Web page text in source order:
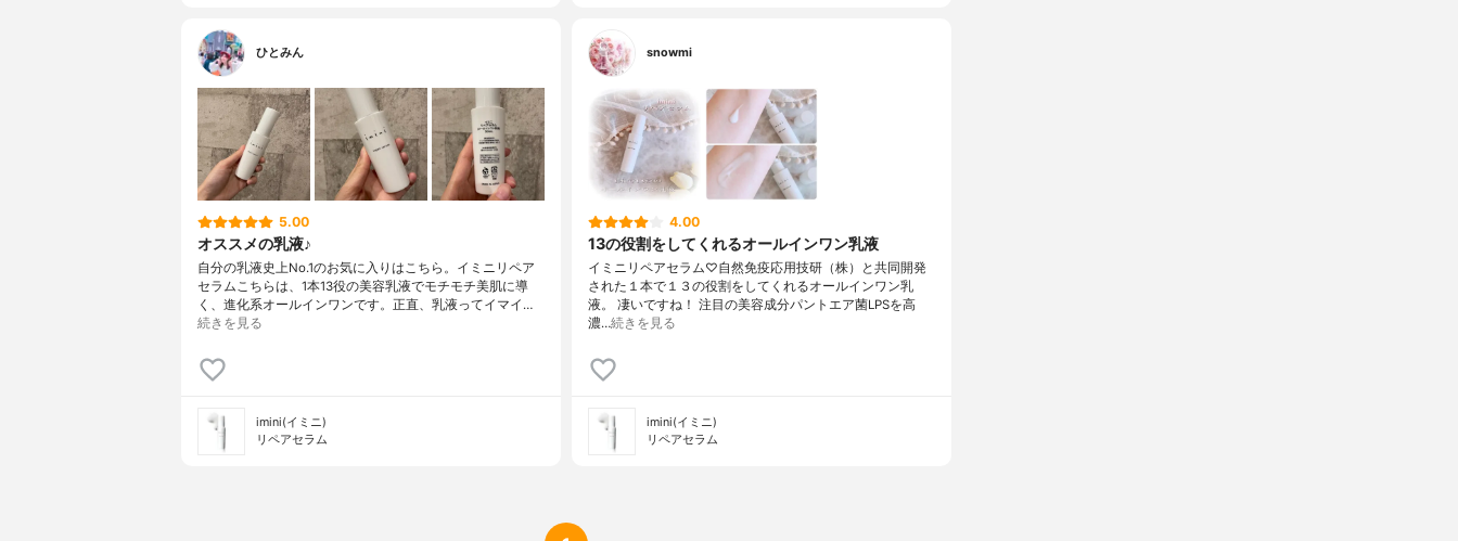
ひとみん
5.00
オススメの乳液♪
自分の乳液史上No.1のお気に入りはこちら。イミニリペア
セラムこちらは、1本13役の美容乳液でモチモチ美肌に導
く、進化系オールインワンです。正直、乳液ってイマイ…
続きを見る
imini(イミニ)
リペアセラム
snowmi
4.00
13の役割をしてくれるオールインワン乳液
イミニリペアセラム♡自然免疫応用技研（株）と共同開発
された１本で１３の役割をしてくれるオールインワン乳
液。 凄いですね！ 注目の美容成分パントエア菌LPSを高
濃…続きを見る
imini(イミニ)
リペアセラム